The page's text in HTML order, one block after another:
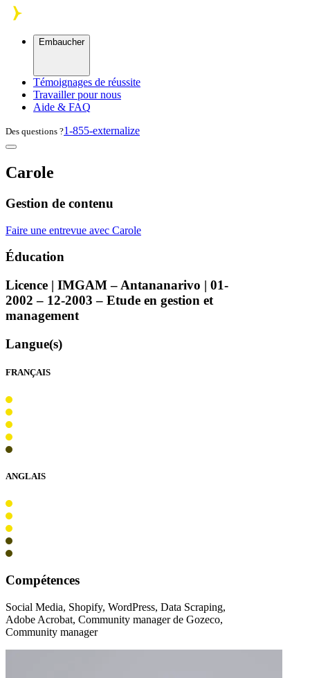
Skip to main content
Embaucher
Témoignages de réussite
Travailler pour nous
Aide & FAQ
Des questions ?1-855-externalize
Carole
Gestion de contenu
Faire une entrevue avec Carole
Éducation
Licence | IMGAM– Antananarivo | 01-
2002 – 12-2003 – Etude en gestion et
management
Langue(s)
FRANÇAIS
ANGLAIS
Compétences
Social Media, Shopify, WordPress, Data Scraping,
Adobe Acrobat, Community manager de Gozeco,
Community manager